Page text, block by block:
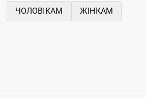
ЧОЛОВІКАМ ЖІНКАМ